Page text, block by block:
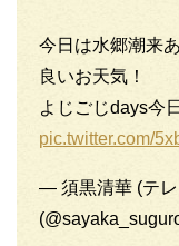
今日は水郷潮来
良いお天気！
よじごじdays今
pic.twitter.com/
— 須黒清華 (テ